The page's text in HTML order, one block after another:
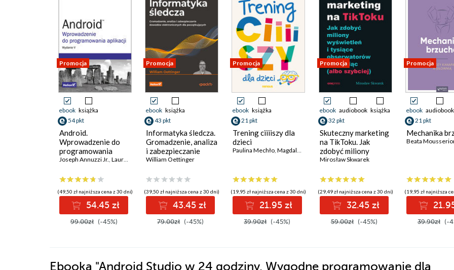
Promocja
ebook książka
54 pkt
Android.
Wprowadzenie do
programowania
aplikacji. Wydanie V
Joseph Annuzzi Jr., Lauren Darcey ,Shane Conder
(49,50 zł najniższa cena z 30 dni)
54.45 zł
99.00zł (-45%)
Promocja
ebook książka
43 pkt
Informatyka śledcza.
Gromadzenie, analiza
i zabezpieczanie
dowodów
początkujących.
Wydanie II
William Oettinger
(39,50 zł najniższa cena z 30 dni)
43.45 zł
79.00zł (-45%)
Promocja
ebook książka
21 pkt
Trening ciiiiszy dla
dzieci
Paulina Mechło,Magdalena Karpińska
(19,95 zł najniższa cena z 30 dni)
21.95 zł
39.90zł (-45%)
Promocja
ebook audiobook książka
32 pkt
Skuteczny marketing
na TikToku. Jak
zdobyć miliony
wyświetleń i tysiące
miesiąc (albo
szybciej)
Mirosław Skwarek
(29,49 zł najniższa cena z 30 dni)
32.45 zł
59.00zł (-45%)
Promocja
ebook audiobook
21 pkt
Mechanika
Beata
(19,95 zł najniższa
39.90zł (-
Ebooka "Android Studio w 24 godziny. Wygodne programowanie dla